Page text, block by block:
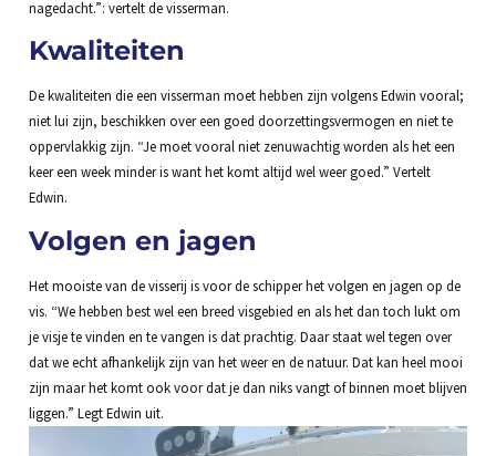
nagedacht.”: vertelt de visserman.
Kwaliteiten
De kwaliteiten die een visserman moet hebben zijn volgens Edwin vooral;
niet lui zijn, beschikken over een goed doorzettingsvermogen en niet te
oppervlakkig zijn. “Je moet vooral niet zenuwachtig worden als het een
keer een week minder is want het komt altijd wel weer goed.” Vertelt
Edwin.
Volgen en jagen
Het mooiste van de visserij is voor de schipper het volgen en jagen op de
vis. “We hebben best wel een breed visgebied en als het dan toch lukt om
je visje te vinden en te vangen is dat prachtig. Daar staat wel tegen over
dat we echt afhankelijk zijn van het weer en de natuur. Dat kan heel mooi
zijn maar het komt ook voor dat je dan niks vangt of binnen moet blijven
liggen.” Legt Edwin uit.